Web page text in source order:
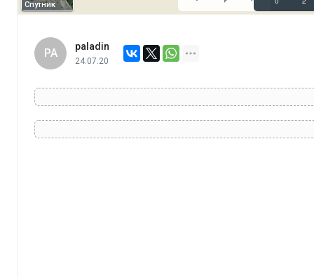
Спутник
PA
paladin
24.07.20